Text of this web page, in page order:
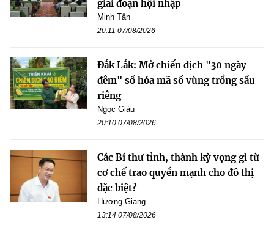
giai đoạn hội nhập
Minh Tân
20:11 07/08/2026
Đắk Lắk: Mở chiến dịch "30 ngày
đêm" số hóa mã số vùng trồng sầu
riêng
Ngọc Giàu
20:10 07/08/2026
Các Bí thư tỉnh, thành kỳ vọng gì từ
cơ chế trao quyền mạnh cho đô thị
đặc biệt?
Hương Giang
13:14 07/08/2026